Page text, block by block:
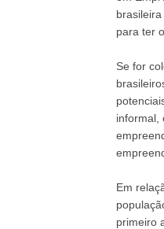
para ter
Se for
informal,
Em
primeiro